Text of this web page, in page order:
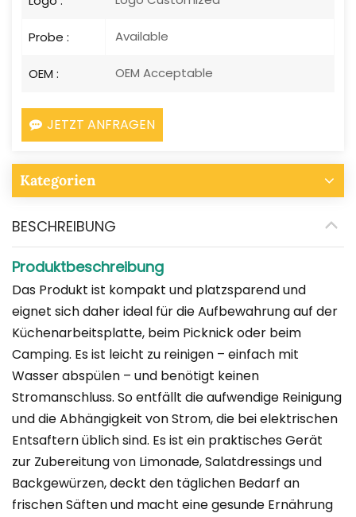
Probe : Available
OEM : OEM Acceptable
JETZT ANFRAGEN
Kategorien
BESCHREIBUNG
Produktbeschreibung
Das Produkt ist kompakt und platzsparend und
eignet sich daher ideal für die Aufbewahrung auf der
Küchenarbeitsplatte, beim Picknick oder beim
Camping. Es ist leicht zu reinigen – einfach mit
Wasser abspülen – und benötigt keinen
Stromanschluss. So entfällt die aufwendige Reinigung
und die Abhängigkeit von Strom, die bei elektrischen
Entsaftern üblich sind. Es ist ein praktisches Gerät
zur Zubereitung von Limonade, Salatdressings und
Backgewürzen, deckt den täglichen Bedarf an
frischen Säften und macht eine gesunde Ernährung